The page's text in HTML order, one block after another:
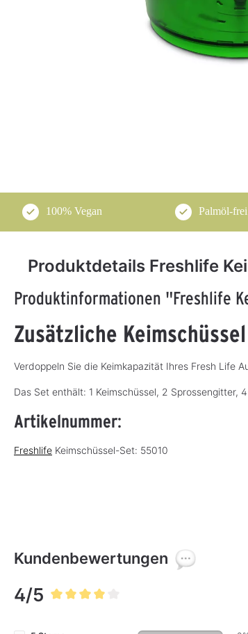
100% Vegan Palmöl-frei
Produktdetails Freshlife
Produktinformationen "Freshlife
Zusätzliche Keimschüssel
Verdoppeln Sie die Keimkapazität Ihres Fresh Life
Das Set enthält: 1 Keimschüssel, 2 Sprossengitter,
Artikelnummer:
Freshlife Keimschüssel-Set: 55010
Kundenbewertungen
4/5